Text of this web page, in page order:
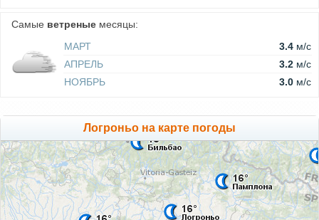
Самые ветреные месяцы:
МАРТ
3.4 м/c
АПРЕЛЬ
3.2 м/c
НОЯБРЬ
3.0 м/c
Логроньо на карте погоды